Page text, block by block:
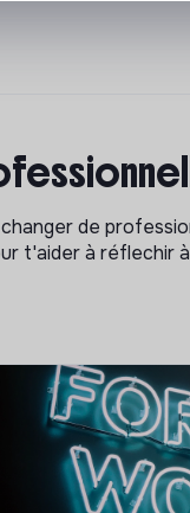
de
t'aider à réflechir